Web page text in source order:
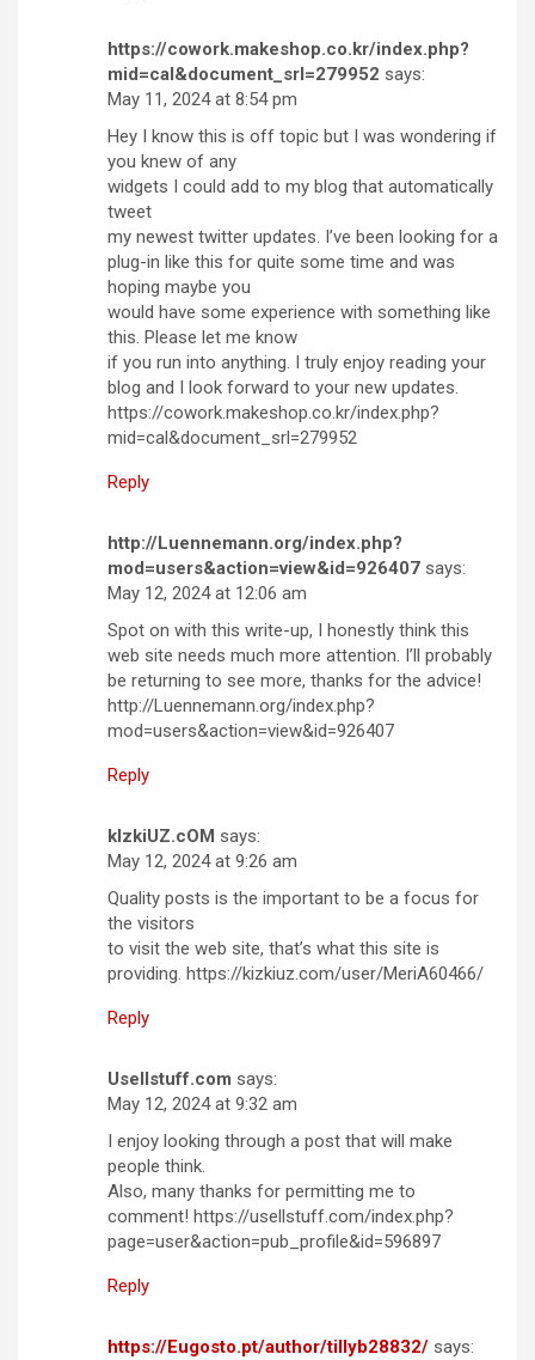
https://cowork.makeshop.co.kr/index.php?
mid=cal&document_srl=279952 says:
May 11, 2024 at 8:54 pm
Hey I know this is off topic but I was wondering if
you knew of any
widgets I could add to my blog that automatically
tweet
my newest twitter updates. I’ve been looking for a
plug-in like this for quite some time and was
hoping maybe you
would have some experience with something like
this. Please let me know
if you run into anything. I truly enjoy reading your
blog and I look forward to your new updates.
https://cowork.makeshop.co.kr/index.php?
mid=cal&document_srl=279952
Reply
http://Luennemann.org/index.php?
mod=users&action=view&id=926407 says:
May 12, 2024 at 12:06 am
Spot on with this write-up, I honestly think this
web site needs much more attention. I’ll probably
be returning to see more, thanks for the advice!
http://Luennemann.org/index.php?
mod=users&action=view&id=926407
Reply
kIzkiUZ.cOM says:
May 12, 2024 at 9:26 am
Quality posts is the important to be a focus for
the visitors
to visit the web site, that’s what this site is
providing. https://kizkiuz.com/user/MeriA60466/
Reply
Usellstuff.com says:
May 12, 2024 at 9:32 am
I enjoy looking through a post that will make
people think.
Also, many thanks for permitting me to
comment! https://usellstuff.com/index.php?
page=user&action=pub_profile&id=596897
Reply
https://Eugosto.pt/author/tillyb28832/ says: